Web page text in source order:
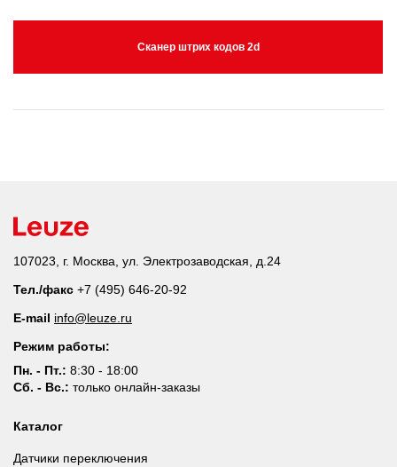
Сканер штрих кодов 2d
107023, г. Москва, ул. Электрозаводская, д.24
Тел./факс +7 (495) 646-20-92
E-mail info@leuze.ru
Режим работы:
Пн. - Пт.: 8:30 - 18:00
Сб. - Вс.: только онлайн-заказы
Каталог
Датчики переключения